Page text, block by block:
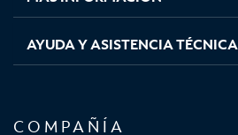
AYUDA Y ASISTENCIA TÉCNICA
COMPAÑÍA